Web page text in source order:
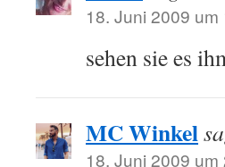
18. Juni 2009 um
sehen sie es
MC Winkel
18. Juni 2009 um